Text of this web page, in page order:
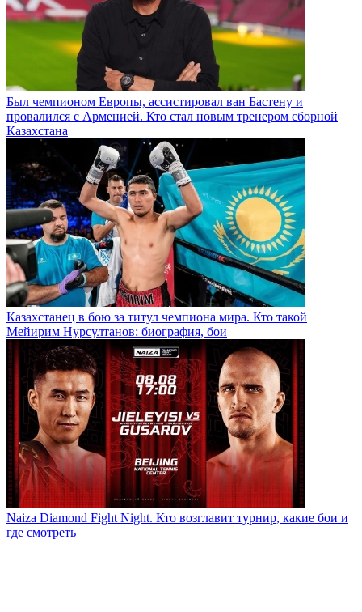
Был чемпионом Европы, ассистировал ван Бастену и
провалился с Арменией. Кто стал новым тренером сборной
Казахстана
Казахстанец в бою за титул чемпиона мира. Кто такой
Мейирим Нурсултанов: биография, бои
Naiza Diamond Fight Night. Кто возглавит турнир, какие бои и
где смотреть